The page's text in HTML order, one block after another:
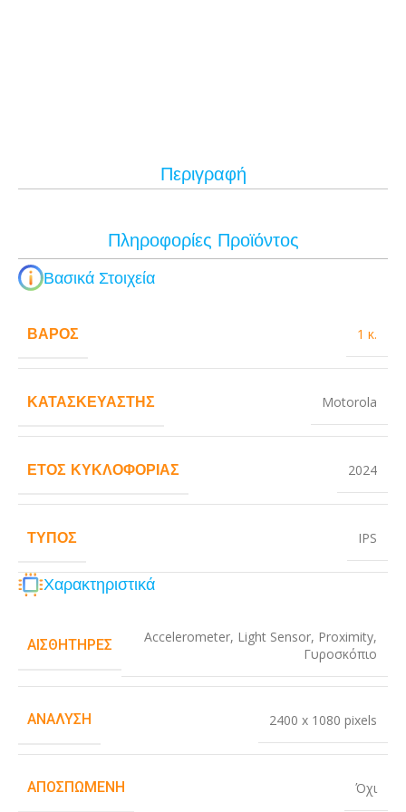
Περιγραφή
Πληροφορίες Προϊόντος
Βασικά Στοιχεία
ΒΆΡΟΣ 1 κ.
ΚΑΤΑΣΚΕΥΑΣΤΉΣ Motorola
ΈΤΟΣ ΚΥΚΛΟΦΟΡΊΑΣ 2024
ΤΎΠΟΣ IPS
Χαρακτηριστικά
ΑΙΣΘΗΤΉΡΕΣ Accelerometer, Light Sensor, Proximity,
Γυροσκόπιο
ΑΝΆΛΥΣΗ 2400 x 1080 pixels
ΑΠΟΣΠΏΜΕΝΗ Όχι